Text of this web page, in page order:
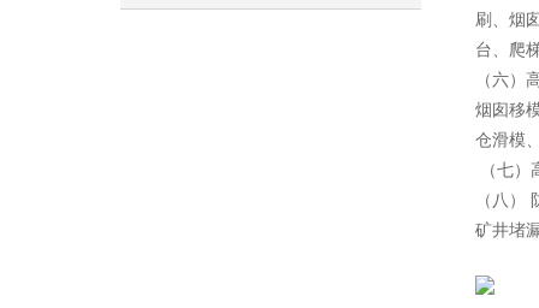
刷、烟
台、爬
（六）
烟囱移
仓滑模
（七）
（八）
矿井堵